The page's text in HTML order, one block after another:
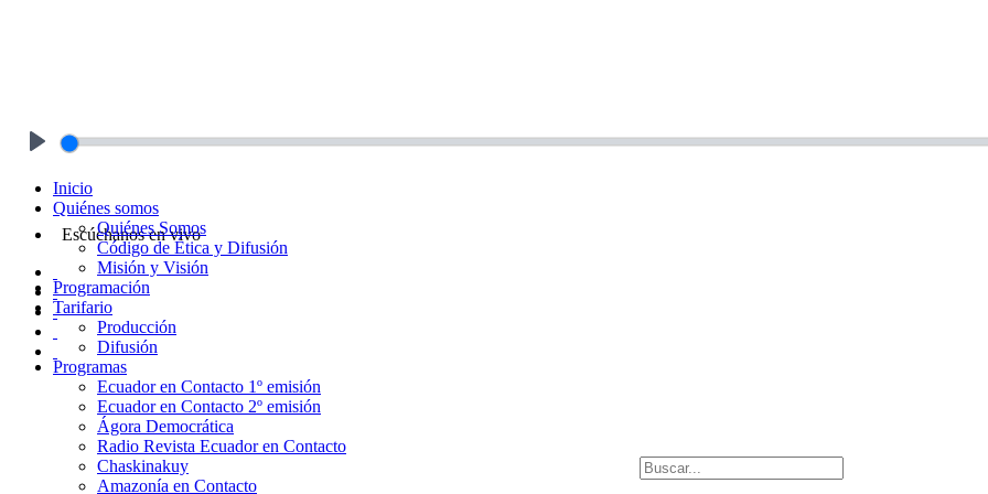
Escúchanos en vivo
Inicio
Quiénes somos
Quiénes Somos
Código de Ética y Difusión
Misión y Visión
Programación
Tarifario
Producción
Difusión
Programas
Ecuador en Contacto 1º emisión
Ecuador en Contacto 2º emisión
Ágora Democrática
Radio Revista Ecuador en Contacto
Chaskinakuy
Amazonía en Contacto